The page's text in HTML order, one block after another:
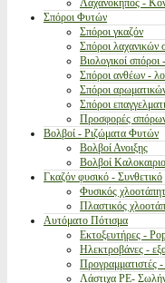
Λαχανόκηπος -
Σπόροι Φυτών
Σπόροι γκαζόν
Σπόροι λαχανικών
Βιολογικοί
Σπόροι ανθέων -
Σπόροι
Σπόροι
Προσφορές
Βολβοί - Ριζώματα Φυτών
Βολβοί Ανοιξης
Βολβοί
Γκαζόν φυσικό - Συνθετικό
Φυσικός
Πλαστικός
Αυτόματο Πότισμα
Εκτοξευτήρες -
Ηλεκτροβάνες -
Προγραμματιστές
Λάστιχα PE-